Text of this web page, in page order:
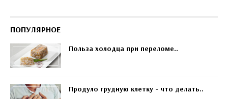
ПОПУЛЯРНОЕ
Польза холодца при переломе..
Продуло грудную клетку - что делать..